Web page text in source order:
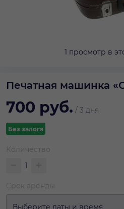
1 просмотр в
Печатная машинка
700 руб. / 3 дня
Без залога
Количество
Срок аренды
Выберите даты и время